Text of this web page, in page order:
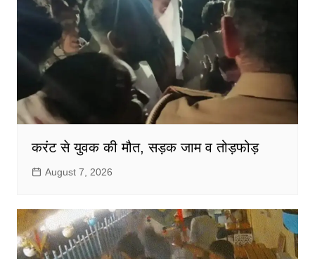
करंट से युवक की मौत, सड़क जाम व तोड़फोड़
August 7, 2026